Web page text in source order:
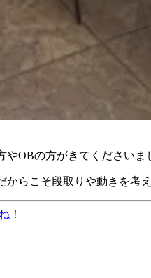
OBの方がきてください
らこそ段取りや動きを考
！